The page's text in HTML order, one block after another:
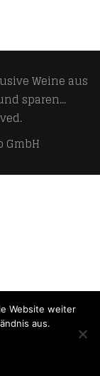
Weine aus
sparen...
GmbH
Website weiter
aus.